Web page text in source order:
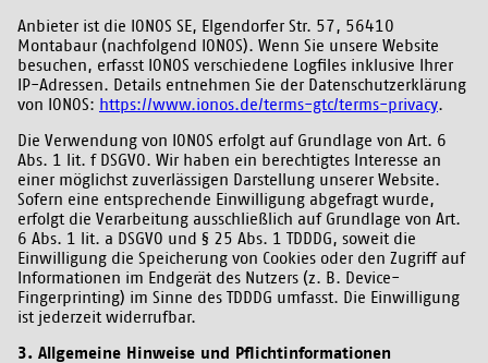
Anbieter ist die IONOS SE, Elgendorfer Str. 57, 56410
Montabaur (nachfolgend IONOS). Wenn Sie unsere Website
besuchen, erfasst IONOS verschiedene Logfiles inklusive Ihrer
IP-Adressen. Details entnehmen Sie der Datenschutzerklärung
von IONOS: https://www.ionos.de/terms-gtc/terms-privacy.
Die Verwendung von IONOS erfolgt auf Grundlage von Art. 6
Abs. 1 lit. f DSGVO. Wir haben ein berechtigtes Interesse an
einer möglichst zuverlässigen Darstellung unserer Website.
Sofern eine entsprechende Einwilligung abgefragt wurde,
erfolgt die Verarbeitung ausschließlich auf Grundlage von Art.
6 Abs. 1 lit. a DSGVO und § 25 Abs. 1 TDDDG, soweit die
Einwilligung die Speicherung von Cookies oder den Zugriff auf
Informationen im Endgerät des Nutzers (z. B. Device-
Fingerprinting) im Sinne des TDDDG umfasst. Die Einwilligung
ist jederzeit widerrufbar.
3. Allgemeine Hinweise und Pflichtinformationen